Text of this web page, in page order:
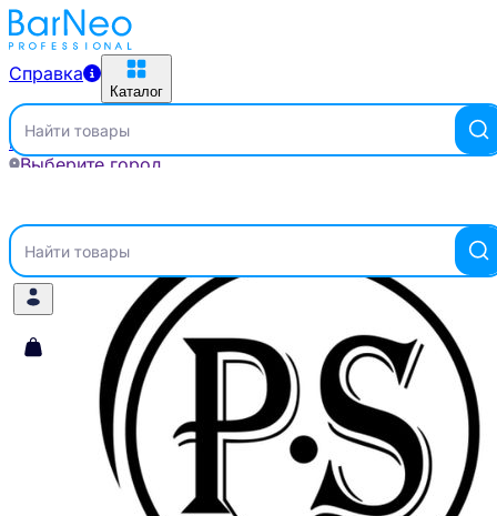
Справка
Каталог
Найти товары
Выберите город
Найти товары
Главная Бренды